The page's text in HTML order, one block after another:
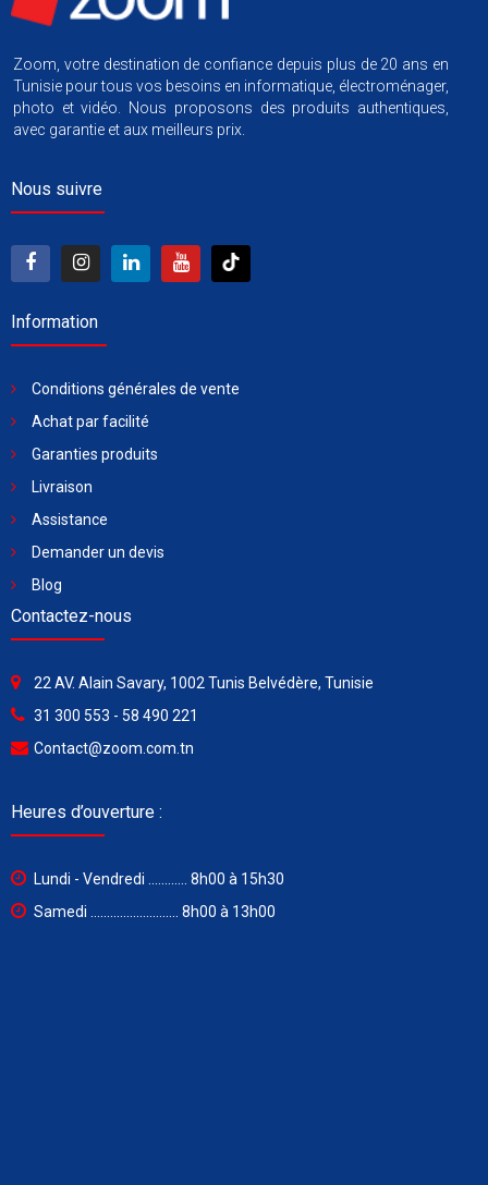
Zoom, votre destination de confiance depuis plus de 20 ans en
Tunisie pour tous vos besoins en informatique, électroménager,
photo et vidéo. Nous proposons des produits authentiques,
avec garantie et aux meilleurs prix.
Nous suivre
Information
Conditions générales de vente
Achat par facilité
Garanties produits
Livraison
Assistance
Demander un devis
Blog
Contactez-nous
22 AV. Alain Savary, 1002 Tunis Belvédère, Tunisie
31 300 553 - 58 490 221
Contact@zoom.com.tn
Heures d’ouverture :
Lundi - Vendredi ............ 8h00 à 15h30
Samedi ........................... 8h00 à 13h00